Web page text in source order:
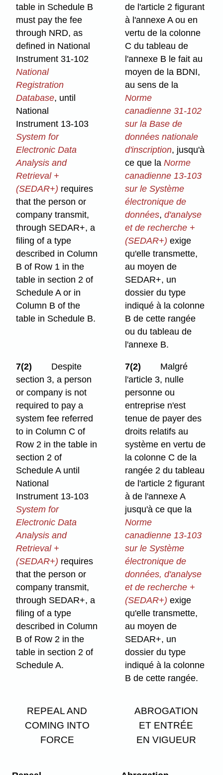
table in Schedule B
must pay the fee
through NRD, as
defined in National
Instrument 31-102
National
Registration
Database, until
National
Instrument 13-103
System for
Electronic Data
Analysis and
Retrieval +
(SEDAR+) requires
that the person or
company transmit,
through SEDAR+, a
filing of a type
described in Column
B of Row 1 in the
table in section 2 of
Schedule A or in
Column B of the
table in Schedule B.
de l'article 2 figurant
à l'annexe A ou en
vertu de la colonne
C du tableau de
l'annexe B le fait au
moyen de la BDNI,
au sens de la
Norme
canadienne 31-102
sur la Base de
données nationale
d'inscription, jusqu'à
ce que laNorme
canadienne 13-103
sur le Système
électronique de
données,d'analyse
et de recherche +
(SEDAR+) exige
qu'elle transmette,
au moyen de
SEDAR+, un
dossier du type
indiqué à la colonne
B de cette rangée
ou du tableau de
l'annexe B.
7(2)
Despite
section 3, a person
or company is not
required to pay a
system fee referred
to in Column C of
Row 2 in the table in
section 2 of
Schedule A until
National
Instrument 13-103
System for
Electronic Data
Analysis and
Retrieval +
(SEDAR+) requires
that the person or
company transmit,
through SEDAR+, a
filing of a type
described in Column
B of Row 2 in the
table in section 2 of
Schedule A.
7(2)
Malgré
l'article 3, nulle
personne ou
entreprise n'est
tenue de payer des
droits relatifs au
système en vertu de
la colonne C de la
rangée 2 du tableau
de l'article 2 figurant
à de l'annexe A
jusqu'à ce que la
Norme
canadienne 13-103
sur le Système
électronique de
données, d'analyse
et de recherche +
(SEDAR+) exige
qu'elle transmette,
au moyen de
SEDAR+, un
dossier du type
indiqué à la colonne
B de cette rangée.
REPEAL AND
COMING INTO
FORCE
ABROGATION
ET ENTRÉE
EN VIGUEUR